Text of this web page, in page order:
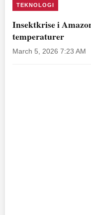
TEKNOLOGI
Insektkrise i
temperaturer
March 5, 2026 7:23 AM